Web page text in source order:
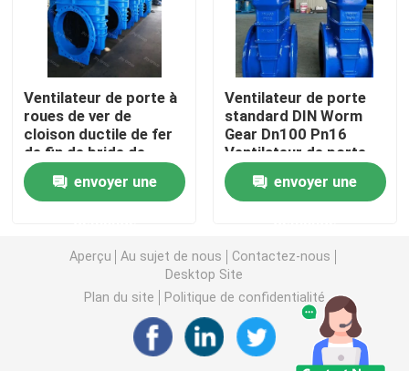
Soupape à vanne posée résiliente
Soupape à vanne en hausse de tige
Soupape à vanne non en hausse de tige
Soupape à vanne de serrure
soupape à vanne d'engrenage à vis sans fin
Soupape à vanne de tige d'extension
Ventilateur de porte à
roues de ver de
cloison ductile de fer
de fin de bride de
caoutchouc de siège
envoyer une
Ventilateur de porte
standard DIN Worm
Gear Dn100 Pn16
Ventilateur de porte
sur mesure
envoyer une
Aperçu Au sujet de nous
Contactez-nous
Desktop Site
Plan du site
Politique de confidentialité